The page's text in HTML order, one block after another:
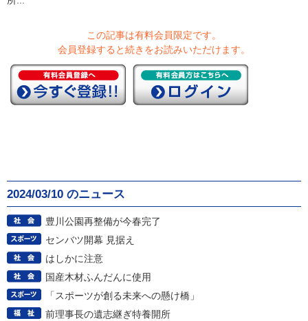
この記事は有料会員限定です。
会員登録すると続きをお読みいただけます。
2024/03/10 のニュース
豊川公園再整備が今春完了
センバツ開幕 見据え
はしかに注意
国産木材ふんだんに使用
「スポーツが創る未来への懸け橋」
前理事長の遺志継ぎ特養開所